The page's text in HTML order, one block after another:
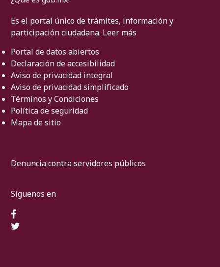
Es el portal único de trámites, información y
participación ciudadana. Leer más
Portal de datos abiertos
Declaración de accesibilidad
Aviso de privacidad integral
Aviso de privacidad simplificado
Términos y Condiciones
Política de seguridad
Mapa de sitio
Denuncia contra servidores públicos
Síguenos en